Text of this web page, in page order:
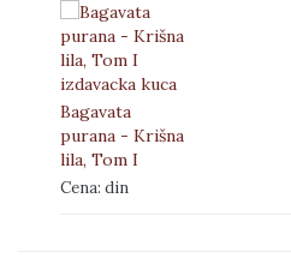
Bagavata
purana - Krišna
lila, Tom I
Cena: din